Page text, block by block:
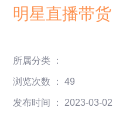
明星直播带货
所属分类 ：
浏览次数 ： 49
发布时间 ： 2023-03-02